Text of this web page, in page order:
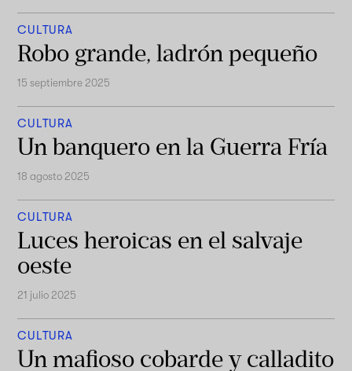
CULTURA
Robo grande, ladrón pequeño
15 septiembre 2025
CULTURA
Un banquero en la Guerra Fría
18 agosto 2025
CULTURA
Luces heroicas en el salvaje
oeste
21 julio 2025
CULTURA
Un mafioso cobarde y calladito